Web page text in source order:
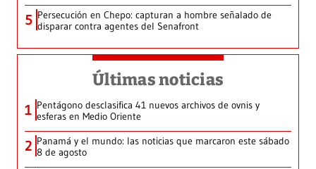
5 Persecución en Chepo: capturan a hombre señalado de
disparar contra agentes del Senafront
Últimas noticias
1 Pentágono desclasifica 41 nuevos archivos de ovnis y
esferas en Medio Oriente
2 Panamá y el mundo: las noticias que marcaron este sábado
8 de agosto